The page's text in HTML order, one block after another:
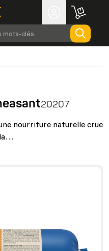
mots-clés
20207
nourriture naturelle crue